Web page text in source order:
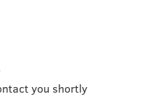
you shortly